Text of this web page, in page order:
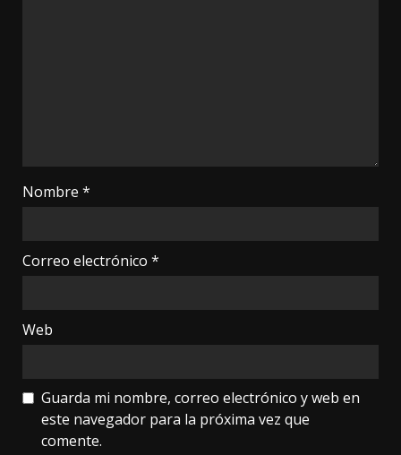
Nombre *
Correo electrónico *
Web
Guarda mi nombre, correo electrónico y web en
este navegador para la próxima vez que
comente.